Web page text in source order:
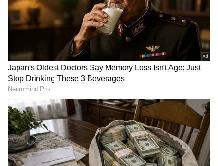
2
8
Image Credit :Asianet News
ಸಭೆಯಲ್ಲಿ ಅಂಗೀಕರಿಸಲಾದ 3 ಪ್ರಮುಖ ನಿರ್ಣಯಗಳು:
ಶಾಸಕಾಂಗ ಪಕ್ಷದ ಸಭೆಯು ಅತ್ಯಂತ ಸೌಹಾರ್ದಯುತವಾಗಿ
ನಡೆದಿದ್ದು, ಒಟ್ಟು ಮೂರು ನಿರ್ಣಯಗಳನ್ನು